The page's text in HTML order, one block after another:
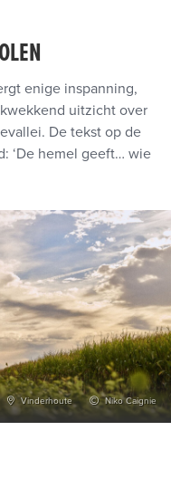
Vinderhoute Niko Caignie
enige inspanning,
uitzicht over
De tekst op de
‘De hemel geeft… wie